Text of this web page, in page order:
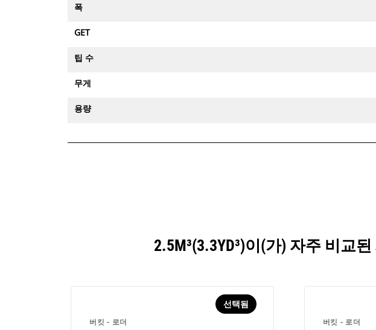
폭
GET
팁 수
무게
용량
2.5M³(3.3YD³)이(가) 자주 비교
버킷 - 로더
선택됨
버킷 - 로더